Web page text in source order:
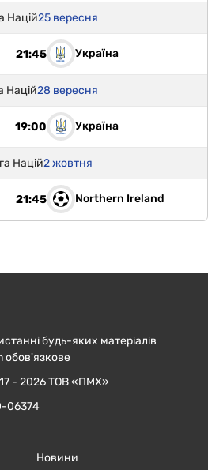
Націй25 вересня
21:45 Україна
Націй28 вересня
19:00 Україна
Націй2 жовтня
21:45 Northern Ireland
будь-яких матеріалів
обов'язкове
- 2026 ТОВ «ПМХ»
06374
Новини